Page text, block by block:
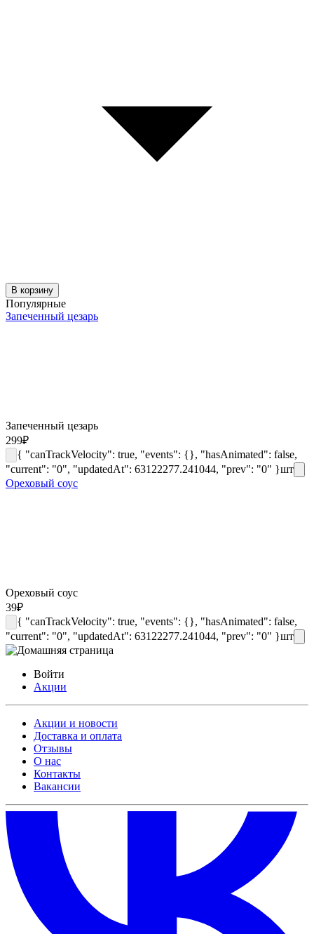
В корзину
Популярные
Запеченный цезарь
Запеченный цезарь
299₽
{ "canTrackVelocity": true, "events": {}, "hasAnimated": false,
"current": "0", "updatedAt": 63122277.241044, "prev": "0" }шт
Ореховый соус
Ореховый соус
39₽
{ "canTrackVelocity": true, "events": {}, "hasAnimated": false,
"current": "0", "updatedAt": 63122277.241044, "prev": "0" }шт
Войти
Акции
Акции и новости
Доставка и оплата
Отзывы
О нас
Контакты
Вакансии